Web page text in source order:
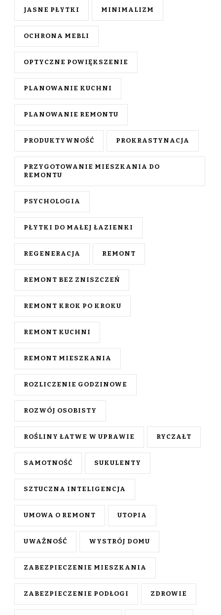
JASNE PŁYTKI MINIMALIZM
OCHRONA MEBLI
OPTYCZNE POWIĘKSZENIE
PLANOWANIE KUCHNI
PLANOWANIE REMONTU
PRODUKTYWNOŚĆ PROKRASTYNACJA
PRZYGOTOWANIE MIESZKANIA DO
REMONTU
PSYCHOLOGIA
PŁYTKI DO MAŁEJ ŁAZIENKI
REGENERACJA REMONT
REMONT BEZ ZNISZCZEŃ
REMONT KROK PO KROKU
REMONT KUCHNI
REMONT MIESZKANIA
ROZLICZENIE GODZINOWE
ROZWÓJ OSOBISTY
ROŚLINY ŁATWE W UPRAWIE RYCZAŁT
SAMOTNOŚĆ SUKULENTY
SZTUCZNA INTELIGENCJA
UMOWA O REMONT UTOPIA
UWAŻNOŚĆ WYSTRÓJ DOMU
ZABEZPIECZENIE MIESZKANIA
ZABEZPIECZENIE PODŁOGI ZDROWIE